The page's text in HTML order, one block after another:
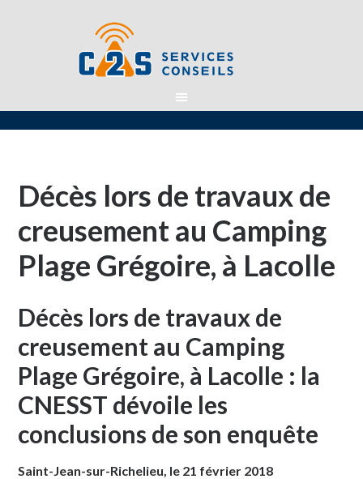
Décès lors de travaux de
creusement au Camping
Plage Grégoire, à Lacolle
Décès lors de travaux de
creusement au Camping
Plage Grégoire, à Lacolle : la
CNESST dévoile les
conclusions de son enquête
Saint-Jean-sur-Richelieu, le 21 février 2018